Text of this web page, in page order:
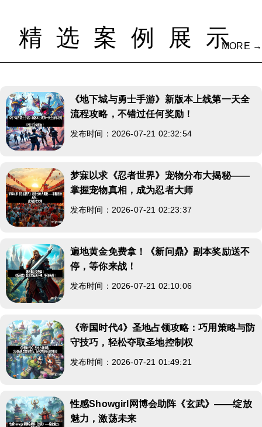
精选案例展示MORE →
《地下城与勇士手游》新版本上线第一天全
流程攻略，不错过任何奖励！
发布时间：2026-07-21 02:32:54
梦寐以求《忍者世界》宠物分布大揭秘——
掌握宠物真相，成为忍者大师
发布时间：2026-07-21 02:23:37
遍地黄金免费拿！《新问鼎》副本奖励送不
停，等你来战！
发布时间：2026-07-21 02:10:06
《帝国时代4》圣地占领攻略：巧用策略与防
守技巧，轻松夺取圣地控制权
发布时间：2026-07-21 01:49:21
性感Showgirl网博会助阵《玄武》——绽放
魅力，激荡未来